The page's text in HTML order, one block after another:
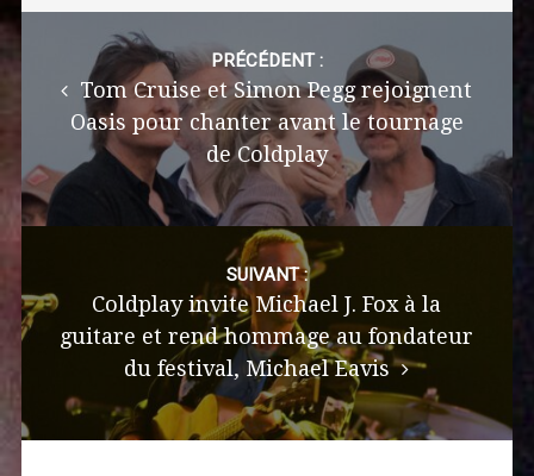
Post
navigation
PRÉCÉDENT :
Tom Cruise et Simon Pegg rejoignent
Oasis pour chanter avant le tournage
de Coldplay
SUIVANT :
Coldplay invite Michael J. Fox à la
guitare et rend hommage au fondateur
du festival, Michael Eavis